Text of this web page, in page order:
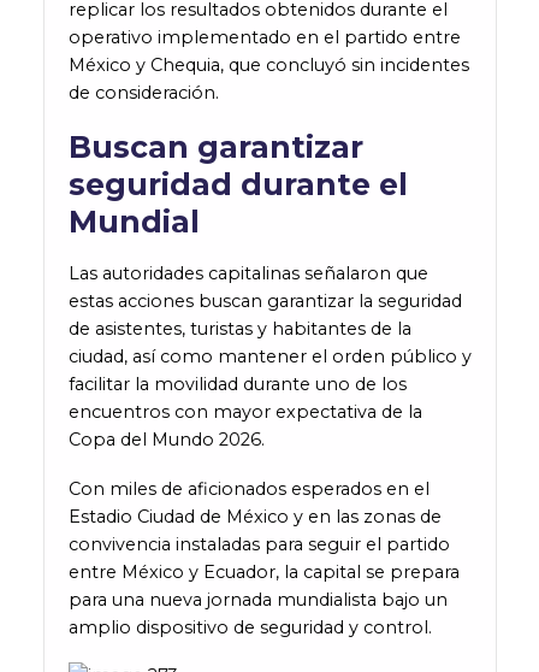
replicar los resultados obtenidos durante el
operativo implementado en el partido entre
México y Chequia, que concluyó sin incidentes
de consideración.
Buscan garantizar
seguridad durante el
Mundial
Las autoridades capitalinas señalaron que
estas acciones buscan garantizar la seguridad
de asistentes, turistas y habitantes de la
ciudad, así como mantener el orden público y
facilitar la movilidad durante uno de los
encuentros con mayor expectativa de la
Copa del Mundo 2026.
Con miles de aficionados esperados en el
Estadio Ciudad de México y en las zonas de
convivencia instaladas para seguir el partido
entre México y Ecuador, la capital se prepara
para una nueva jornada mundialista bajo un
amplio dispositivo de seguridad y control.